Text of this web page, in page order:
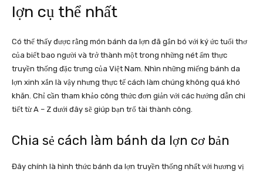
lợn cụ thể nhất
Có thể thấy được rằng món bánh da lợn đã gắn bó với ký ức tuổi thơ
của biết bao người và trở thành một trong những nét ẩm thực
truyền thống đặc trưng của Việt Nam. Nhìn những miếng bánh da
lợn xinh xắn là vậy nhưng thực tế cách làm chúng không quá khó
khăn. Chỉ cần tham khảo công thức đơn giản với các hướng dẫn chi
tiết từ A – Z dưới đây sẽ giúp bạn trổ tài thành công.
Chia sẻ cách làm bánh da lợn cơ bản
Đây chính là hình thức bánh da lợn truyền thống nhất với hương vị